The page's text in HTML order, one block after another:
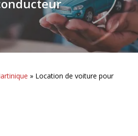
» Location de voiture pour